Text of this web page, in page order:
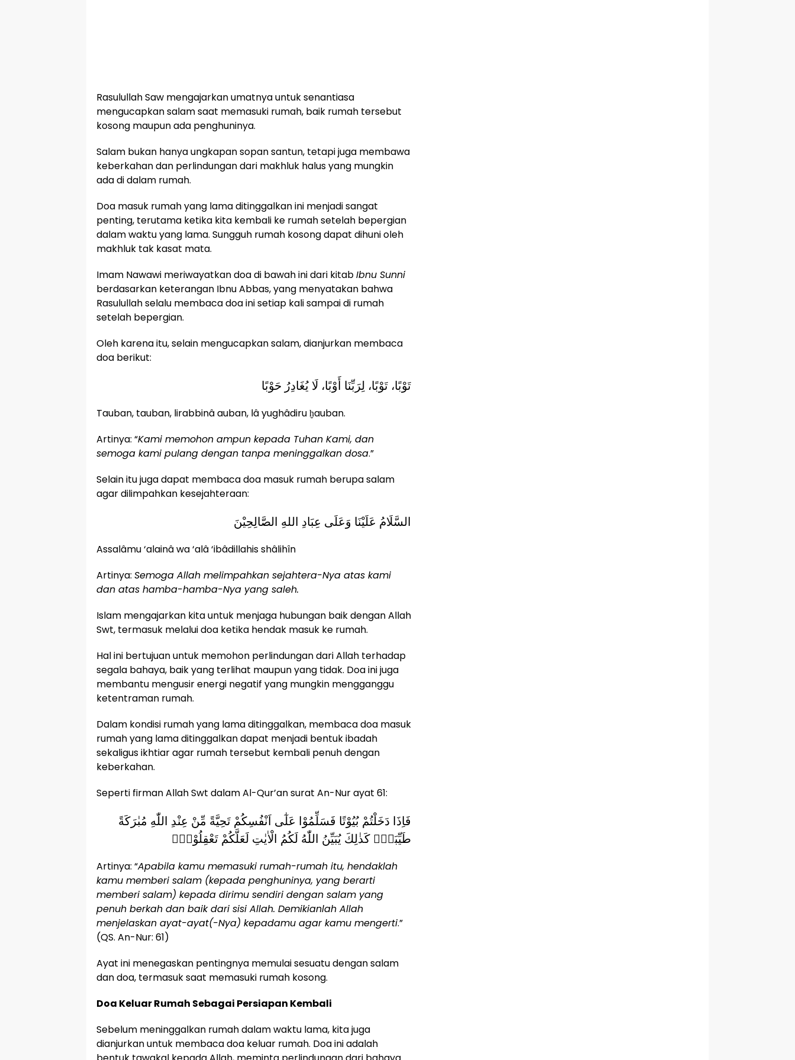
Rasulullah Saw mengajarkan umatnya untuk senantiasa
mengucapkan salam saat memasuki rumah, baik rumah tersebut
kosong maupun ada penghuninya.
Salam bukan hanya ungkapan sopan santun, tetapi juga membawa
keberkahan dan perlindungan dari makhluk halus yang mungkin
ada di dalam rumah.
Doa masuk rumah yang lama ditinggalkan ini menjadi sangat
penting, terutama ketika kita kembali ke rumah setelah bepergian
dalam waktu yang lama. Sungguh rumah kosong dapat dihuni oleh
makhluk tak kasat mata.
Imam Nawawi meriwayatkan doa di bawah ini dari kitabIbnu Sunni
berdasarkan keterangan Ibnu Abbas, yang menyatakan bahwa
Rasulullah selalu membaca doa ini setiap kali sampai di rumah
setelah bepergian.
Oleh karena itu, selain mengucapkan salam, dianjurkan membaca
doa berikut:
تَوْبًا، تَوْبًا، لِرَبِّنَا أَوْبًا، لَا يُغَادِرُ حَوْبًا
Tauban, tauban, lirabbinâ auban, lâ yughâdiru ḫauban.
Artinya: “Kami memohon ampun kepada Tuhan Kami, dan
semoga kami pulang dengan tanpa meninggalkan dosa.”
Selain itu juga dapat membaca doa masuk rumah berupa salam
agar dilimpahkan kesejahteraan:
السَّلَامُ عَلَيْنَا وَعَلَى عِبَادِ اللهِ الصَّالِحِيْنَ
Assalâmu ‘alainâ wa ‘alâ ‘ibâdillahis shâlihîn
Artinya: Semoga Allah melimpahkan sejahtera-Nya atas kami
dan atas hamba-hamba-Nya yang saleh.
Islam mengajarkan kita untuk menjaga hubungan baik dengan Allah
Swt, termasuk melalui doa ketika hendak masuk ke rumah.
Hal ini bertujuan untuk memohon perlindungan dari Allah terhadap
segala bahaya, baik yang terlihat maupun yang tidak. Doa ini juga
membantu mengusir energi negatif yang mungkin mengganggu
ketentraman rumah.
Dalam kondisi rumah yang lama ditinggalkan, membaca doa masuk
rumah yang lama ditinggalkan dapat menjadi bentuk ibadah
sekaligus ikhtiar agar rumah tersebut kembali penuh dengan
keberkahan.
Seperti firman Allah Swt dalam Al-Qur’an surat An-Nur ayat 61:
فَاِذَا دَخَلْتُمْ بُيُوْتًا فَسَلِّمُوْا عَلٰٓى اَنْفُسِكُمْ تَحِيَّةً مِّنْ عِنْدِ اللّٰهِ مُبٰرَكَةً
طَيِّبَةًۗ كَذٰلِكَ يُبَيِّنُ اللّٰهُ لَكُمُ الْاٰيٰتِ لَعَلَّكُمْ تَعْقِلُوْنَࣖ
Artinya: “Apabila kamu memasuki rumah-rumah itu, hendaklah
kamu memberi salam (kepada penghuninya, yang berarti
memberi salam) kepada dirimu sendiri dengan salam yang
penuh berkah dan baik dari sisi Allah. Demikianlah Allah
menjelaskan ayat-ayat(-Nya) kepadamu agar kamu mengerti.”
(QS. An-Nur: 61)
Ayat ini menegaskan pentingnya memulai sesuatu dengan salam
dan doa, termasuk saat memasuki rumah kosong.
Doa Keluar Rumah Sebagai Persiapan Kembali
Sebelum meninggalkan rumah dalam waktu lama, kita juga
dianjurkan untuk membaca doa keluar rumah. Doa ini adalah